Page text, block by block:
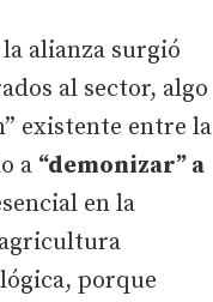
alianza surgió
al sector, algo
existente entre la
a “demonizar” a
en la
porque